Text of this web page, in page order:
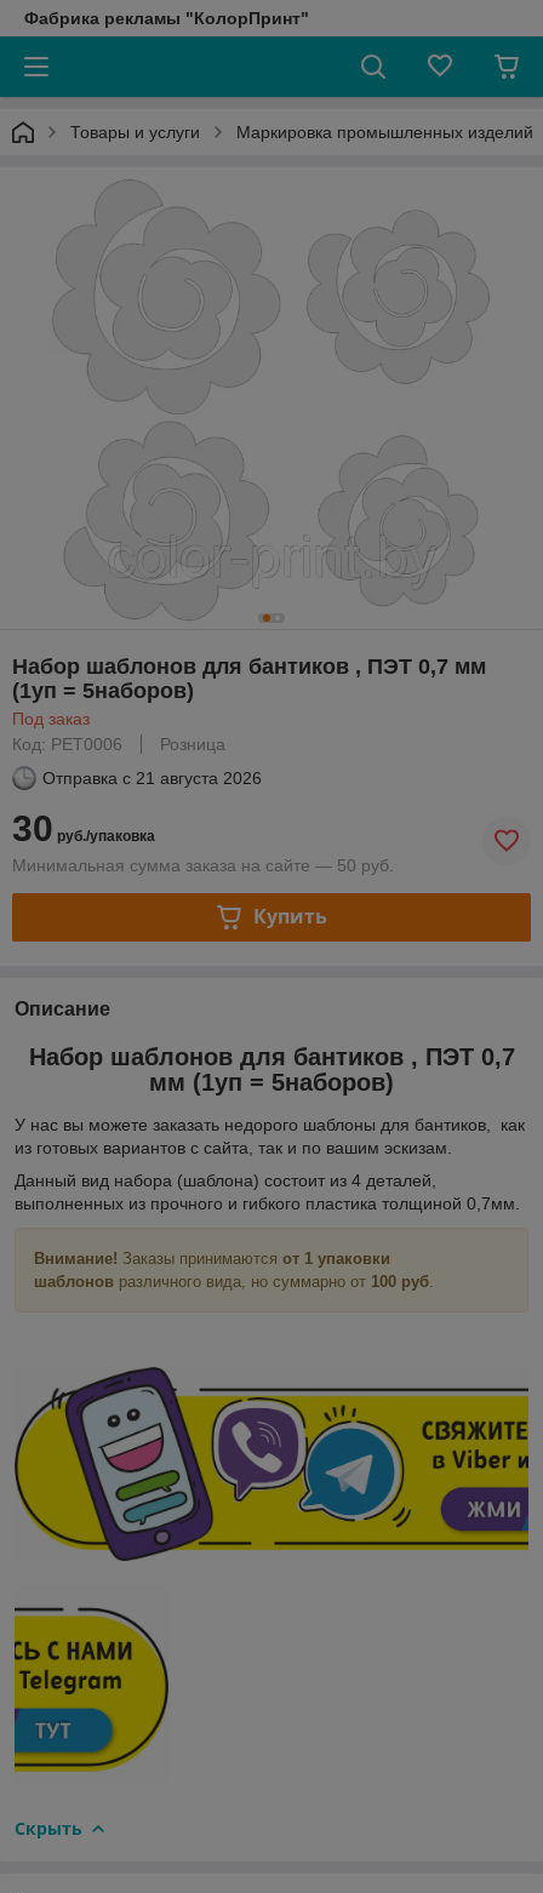
Фабрика рекламы "КолорПринт"
Товары и услуги Маркировка промышленных изделий
Набор шаблонов для бантиков , ПЭТ 0,7 мм
(1уп = 5наборов)
Под заказ
Код: PET0006
Розница
Отправка с 21 августа 2026
30 руб./упаковка
Минимальная сумма заказа на сайте — 50 руб.
Купить
Описание
Набор шаблонов для бантиков , ПЭТ 0,7
мм (1уп = 5наборов)
У нас вы можете заказать недорого шаблоны для бантиков, как
из готовых вариантов с сайта, так и по вашим эскизам.
Данный вид набора (шаблона) состоит из 4 деталей,
выполненных из прочного и гибкого пластика толщиной 0,7мм.
Внимание! Заказы принимаются от 1 упаковки
шаблонов различного вида, но суммарно от 100 руб.
Скрыть